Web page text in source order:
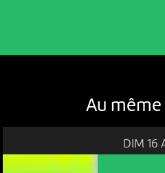
Au
DIM 16